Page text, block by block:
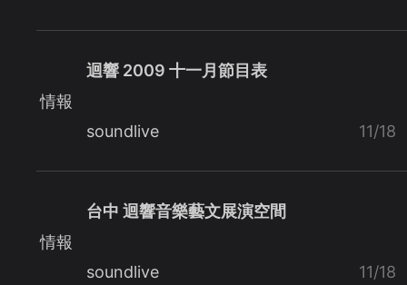
情報
迴響 2009 十一月節目表
soundlive 11/18
情報
台中 迴響音樂藝文展演空間
soundlive 11/18